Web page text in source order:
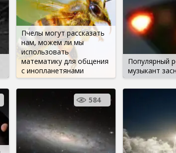
Пчелы могут рассказать
нам, можем ли мы
использовать
математику для общения
с инопланетянами
Популярный
музыкант
584